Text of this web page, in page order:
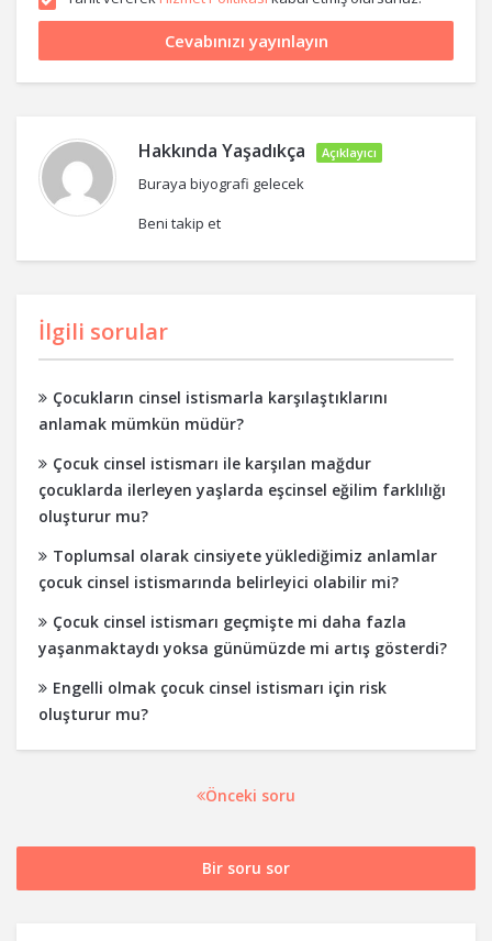
Hakkında Yaşadıkça Açıklayıcı
Buraya biyografi gelecek
Beni takip et
İlgili sorular
Çocukların cinsel istismarla karşılaştıklarını
anlamak mümkün müdür?
Çocuk cinsel istismarı ile karşılan mağdur
çocuklarda ilerleyen yaşlarda eşcinsel eğilim farklılığı
oluşturur mu?
Toplumsal olarak cinsiyete yüklediğimiz anlamlar
çocuk cinsel istismarında belirleyici olabilir mi?
Çocuk cinsel istismarı geçmişte mi daha fazla
yaşanmaktaydı yoksa günümüzde mi artış gösterdi?
Engelli olmak çocuk cinsel istismarı için risk
oluşturur mu?
Önceki soru
Bir soru sor